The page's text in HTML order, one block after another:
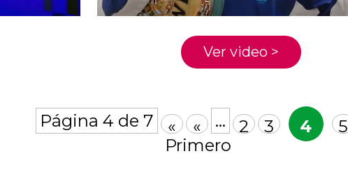
Ver video >
Página 4 de 7
«
Primero
« ... 2 3 4 5